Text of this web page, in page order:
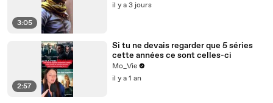
3:05
il y a 3 jours
2:57
Si tu ne devais regarder que 5 séries
cette années ce sont celles-ci
Mo_Vie
il y a 1 an